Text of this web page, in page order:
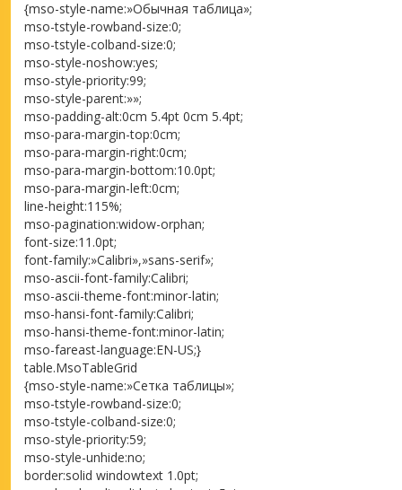
{mso-style-name:»Обычная таблица»;
mso-tstyle-rowband-size:0;
mso-tstyle-colband-size:0;
mso-style-noshow:yes;
mso-style-priority:99;
mso-style-parent:»»;
mso-padding-alt:0cm 5.4pt 0cm 5.4pt;
mso-para-margin-top:0cm;
mso-para-margin-right:0cm;
mso-para-margin-bottom:10.0pt;
mso-para-margin-left:0cm;
line-height:115%;
mso-pagination:widow-orphan;
font-size:11.0pt;
font-family:»Calibri»,»sans-serif»;
mso-ascii-font-family:Calibri;
mso-ascii-theme-font:minor-latin;
mso-hansi-font-family:Calibri;
mso-hansi-theme-font:minor-latin;
mso-fareast-language:EN-US;}
table.MsoTableGrid
{mso-style-name:»Сетка таблицы»;
mso-tstyle-rowband-size:0;
mso-tstyle-colband-size:0;
mso-style-priority:59;
mso-style-unhide:no;
border:solid windowtext 1.0pt;